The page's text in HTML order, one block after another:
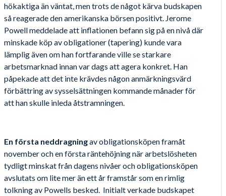
hökaktiga än väntat, men trots de något kärva budskapen
så reagerade den amerikanska börsen positivt. Jerome
Powell meddelade att inflationen befann sig på en nivå där
minskade köp av obligationer (tapering) kunde vara
lämplig även om han fortfarande ville se starkare
arbetsmarknad innan var dags att agera konkret. Han
påpekade att det inte krävdes någon anmärkningsvärd
förbättring av sysselsättningen kommande månader för
att han skulle inleda åtstramningen.
En första neddragningav obligationsköpen framåt
november och en första räntehöjning när arbetslösheten
tydligt minskat från dagens nivåer och obligationsköpen
avslutats om lite mer än ett år framstår som en rimlig
tolkning av Powells besked. Initialt verkade budskapet